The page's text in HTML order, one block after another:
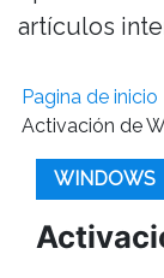
artículos
Pagina de inicio
Activación de
WINDOWS